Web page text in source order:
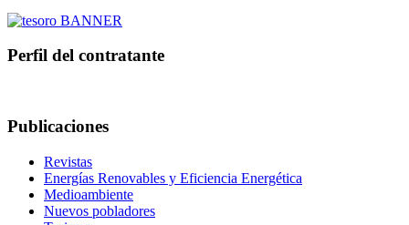
Perfil del contratante
Publicaciones
Revistas
Energías Renovables y Eficiencia Energética
Medioambiente
Nuevos pobladores